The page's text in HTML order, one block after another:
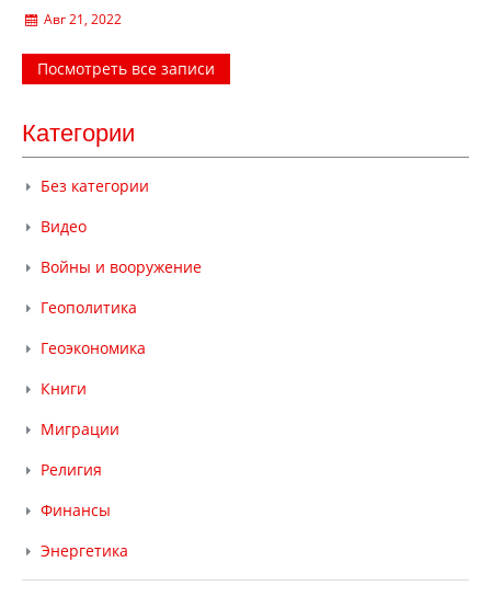
Авг 21, 2022
Посмотреть все записи
Категории
Без категории
Видео
Войны и вооружение
Геополитика
Геоэкономика
Книги
Миграции
Религия
Финансы
Энергетика